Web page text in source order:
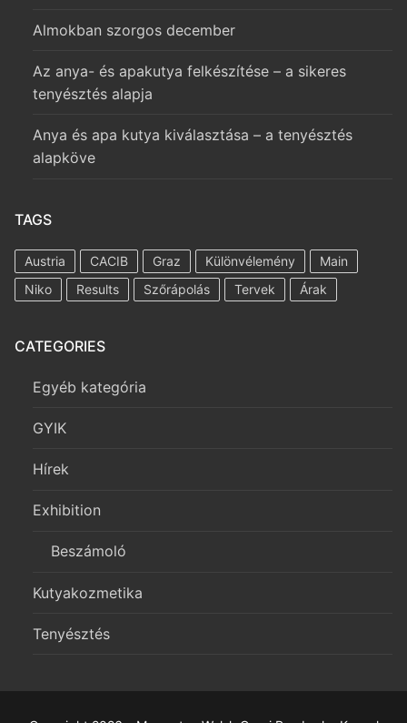
Almokban szorgos december
Az anya- és apakutya felkészítése – a sikeres
tenyésztés alapja
Anya és apa kutya kiválasztása – a tenyésztés
alapköve
TAGS
Austria CACIB Graz Különvélemény
Main
Niko
Results Szőrápolás Tervek Árak
CATEGORIES
Egyéb kategória
GYIK
Hírek
Exhibition
Beszámoló
Kutyakozmetika
Tenyésztés